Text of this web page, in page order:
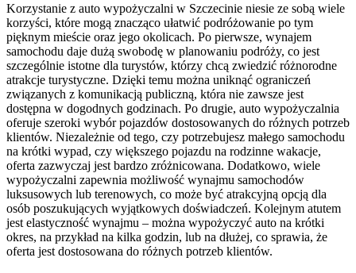
Korzystanie z auto wypożyczalni w Szczecinie niesie ze sobą wiele
korzyści, które mogą znacząco ułatwić podróżowanie po tym
pięknym mieście oraz jego okolicach. Po pierwsze, wynajem
samochodu daje dużą swobodę w planowaniu podróży, co jest
szczególnie istotne dla turystów, którzy chcą zwiedzić różnorodne
atrakcje turystyczne. Dzięki temu można uniknąć ograniczeń
związanych z komunikacją publiczną, która nie zawsze jest
dostępna w dogodnych godzinach. Po drugie, auto wypożyczalnia
oferuje szeroki wybór pojazdów dostosowanych do różnych potrzeb
klientów. Niezależnie od tego, czy potrzebujesz małego samochodu
na krótki wypad, czy większego pojazdu na rodzinne wakacje,
oferta zazwyczaj jest bardzo zróżnicowana. Dodatkowo, wiele
wypożyczalni zapewnia możliwość wynajmu samochodów
luksusowych lub terenowych, co może być atrakcyjną opcją dla
osób poszukujących wyjątkowych doświadczeń. Kolejnym atutem
jest elastyczność wynajmu – można wypożyczyć auto na krótki
okres, na przykład na kilka godzin, lub na dłużej, co sprawia, że
oferta jest dostosowana do różnych potrzeb klientów.